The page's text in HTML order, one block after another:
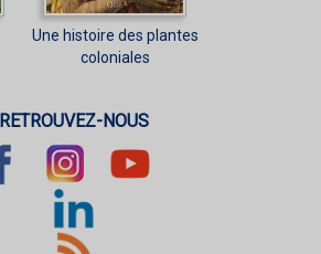
Une histoire des plantes
coloniales
RETROUVEZ-NOUS